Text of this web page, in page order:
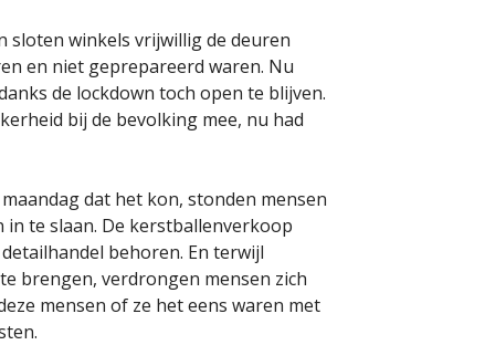
sloten winkels vrijwillig de deuren
en niet geprepareerd waren. Nu
de lockdown toch open te blijven.
bij de bevolking mee, nu had
dat het kon, stonden mensen
te slaan. De kerstballenverkoop
behoren. En terwijl
brengen, verdrongen mensen zich
mensen of ze het eens waren met